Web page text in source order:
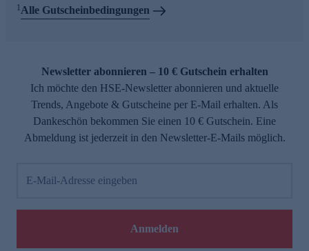
1Alle Gutscheinbedingungen
Newsletter abonnieren – 10 € Gutschein erhalten
Ich möchte den HSE-Newsletter abonnieren und aktuelle
Trends, Angebote & Gutscheine per E-Mail erhalten. Als
Dankeschön bekommen Sie einen 10 € Gutschein. Eine
Abmeldung ist jederzeit in den Newsletter-E-Mails möglich.
E-Mail-Adresse eingeben
Anmelden